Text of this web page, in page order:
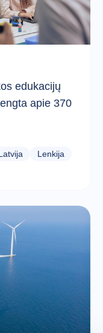
edukacijų
apie 370
Lenkija